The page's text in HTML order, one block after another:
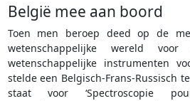
België mee aan boord
Toen men beroep deed op de
wetenschappelijke wereld
wetenschappelijke instrumenten
stelde een Belgisch-Frans-Russisch
staat voor ‘Spectroscopie